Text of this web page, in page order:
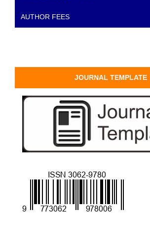
AUTHOR FEES
JOURNAL TEMPLATE